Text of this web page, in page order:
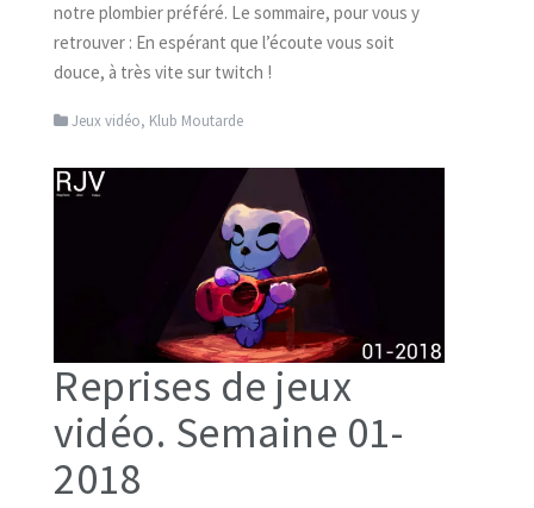
notre plombier préféré. Le sommaire, pour vous y
retrouver : En espérant que l’écoute vous soit
douce, à très vite sur twitch !
Jeux vidéo, Klub Moutarde
Reprises de jeux
vidéo. Semaine 01-
2018